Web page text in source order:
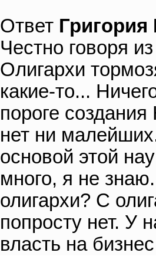
Ответ
Честно говоря
Олигархи
какие-то...
пороге
нет ни
основой этой
много, я не
олигархи? С
попросту нет. У
власть на